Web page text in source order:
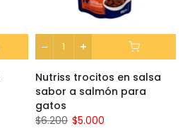
Nutriss trocitos en salsa
sabor a salmón para
gatos
$6.200 $5.000